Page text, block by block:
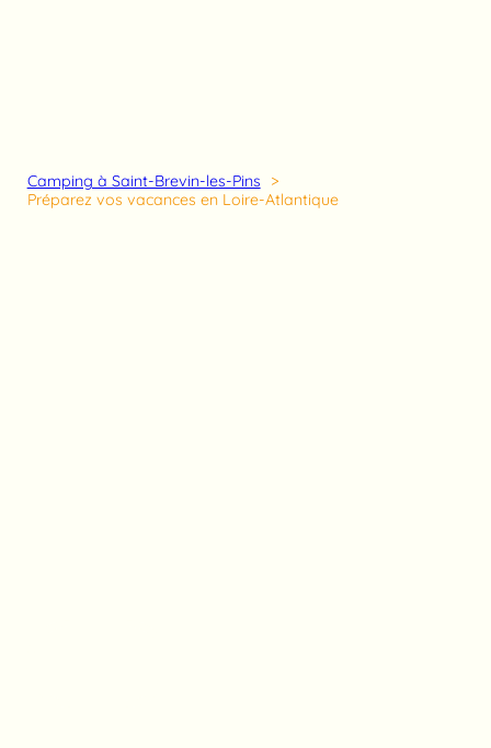
Camping à Saint-Brevin-les-Pins
Préparez vos vacances en Loire-Atlantique